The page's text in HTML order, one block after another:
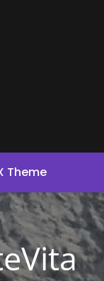
Theme